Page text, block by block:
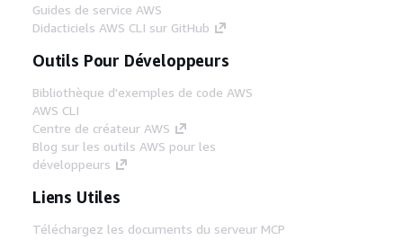
Guides de service AWS
Didacticiels AWS CLI sur GitHub
Outils Pour Développeurs
Bibliothèque d'exemples de code AWS
AWS CLI
Centre de créateur AWS
Blog sur les outils AWS pour les
développeurs
Liens Utiles
Téléchargez les documents du serveur MCP